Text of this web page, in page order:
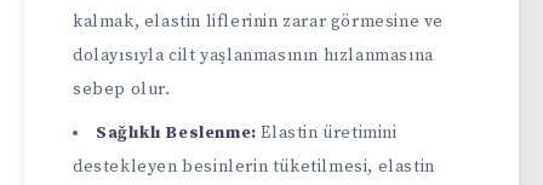
kalmak, elastin liflerinin zarar görmesine ve
dolayısıyla cilt yaşlanmasının hızlanmasına
sebep olur.
Sağlıklı Beslenme: Elastin üretimini
destekleyen besinlerin tüketilmesi, elastin